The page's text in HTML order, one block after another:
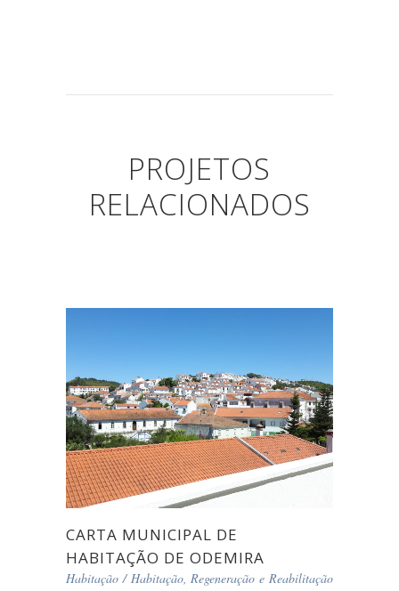
PROJETOS
RELACIONADOS
CARTA MUNICIPAL DE
HABITAÇÃO DE ODEMIRA
Habitação / Habitação, Regeneração e Reabilitação